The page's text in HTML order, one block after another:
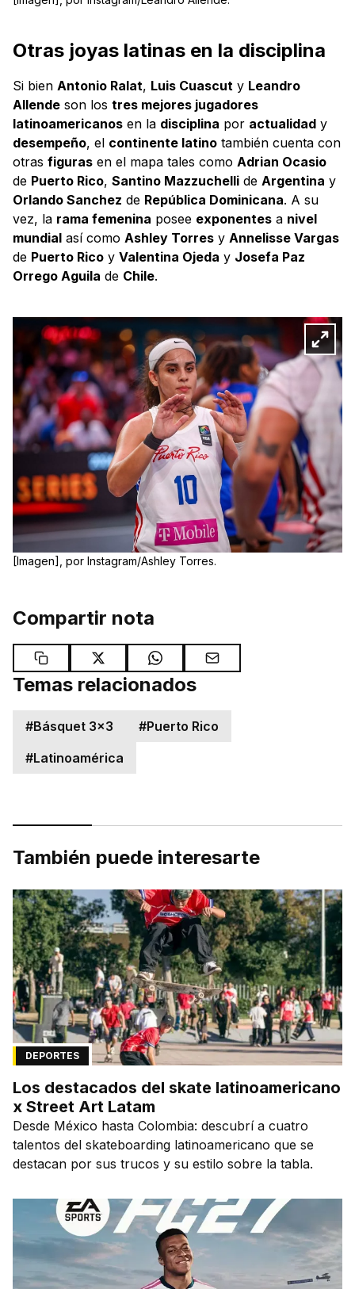
Otras joyas latinas en la disciplina
Si bien Antonio Ralat, Luis Cuascut y Leandro
Allende son los tres mejores jugadores
latinoamericanos en la disciplina por actualidad y
desempeño, el continente latino también cuenta con
otras figuras en el mapa tales como Adrian Ocasio
de Puerto Rico, Santino Mazzuchelli de Argentina y
Orlando Sanchez de República Dominicana. A su
vez, la rama femenina posee exponentes a nivel
mundial así como Ashley Torres y Annelisse Vargas
de Puerto Rico y Valentina Ojeda y Josefa Paz
Orrego Aguila de Chile.
[Imagen], por Instagram/Ashley Torres.
Compartir nota
Temas relacionados
#Básquet 3x3 #Puerto Rico
#Latinoamérica
También puede interesarte
DEPORTES
Los destacados del skate latinoamericano
x Street Art Latam
Desde México hasta Colombia: descubrí a cuatro
talentos del skateboarding latinoamericano que se
destacan por sus trucos y su estilo sobre la tabla.